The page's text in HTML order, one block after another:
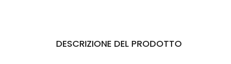
DESCRIZIONE DEL PRODOTTO